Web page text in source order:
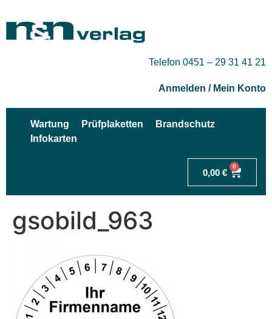
Telefon 0451 – 29 31 41 21
Anmelden / Mein Konto
Wartung Prüfplaketten
Brandschutz
Infokarten
0,00 €
0
gsobild_963